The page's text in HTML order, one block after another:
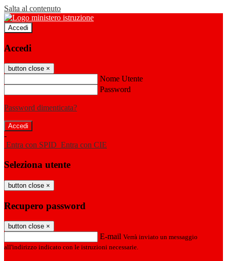
Salta al contenuto
Accedi
Accedi
button close ×
Nome Utente
Password
Password dimenticata?
-
Entra con SPID Entra con CIE
Seleziona utente
button close ×
Recupero password
button close ×
E-mail Verrà inviato un messaggio
all'indirizzo indicato con le istruzioni necessarie.